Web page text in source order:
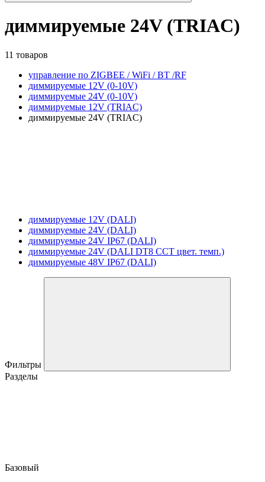
диммируемые 24V (TRIAC)
11 товаров
управление по ZIGBEE / WiFi / BT /RF
диммируемые 12V (0-10V)
диммируемые 24V (0-10V)
диммируемые 12V (TRIAC)
диммируемые 24V (TRIAC)
диммируемые 12V (DALI)
диммируемые 24V (DALI)
диммируемые 24V IP67 (DALI)
диммируемые 24V (DALI DT8 CCT цвет. темп.)
диммируемые 48V IP67 (DALI)
Фильтры
Разделы
Базовый